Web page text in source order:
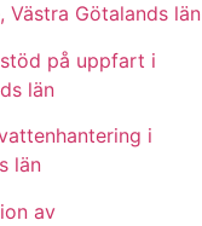
Götalands län
på uppfart i
län
i
län
av